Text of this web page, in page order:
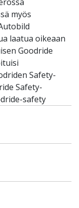
myös
laatua oikeaan
Goodride
Safety-
Safety-
safety